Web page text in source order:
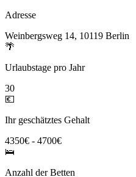
Adresse
Weinbergsweg 14, 10119 Berlin
🌴
Urlaubstage pro Jahr
30
💶
Ihr geschätztes Gehalt
4350€ - 4700€
🛌
Anzahl der Betten